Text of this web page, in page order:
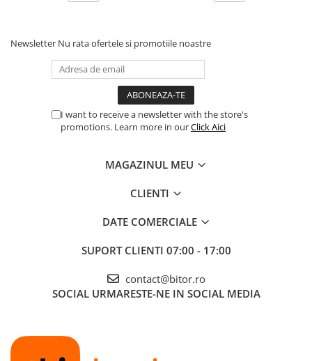
Newsletter Nu rata ofertele si promotiile noastre
I want to receive a newsletter with the store's
promotions. Learn more in ourClick Aici
MAGAZINUL MEU
CLIENTI
DATE COMERCIALE
SUPORT CLIENTI 07:00 - 17:00
contact@bitor.ro
SOCIAL URMARESTE-NE IN SOCIAL MEDIA